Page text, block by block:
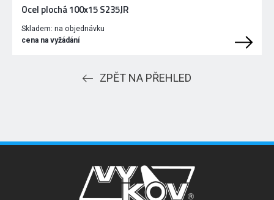
Ocel plochá 100x15 S235JR
Skladem: na objednávku
cena na vyžádání
ZPĚT NA PŘEHLED